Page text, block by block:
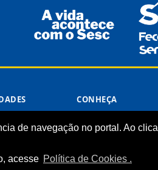
de navegação no portal. Ao
acesse Política de Cookies .
CONHEÇA
Sobre o Sesc
Estrutura